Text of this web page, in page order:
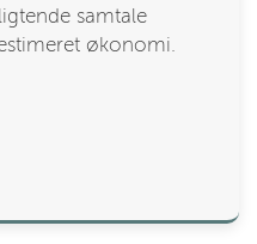
samtale
økonomi.